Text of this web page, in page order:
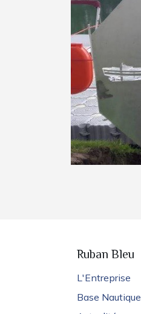
Ruban Bleu
L'Entreprise
Base Nautique